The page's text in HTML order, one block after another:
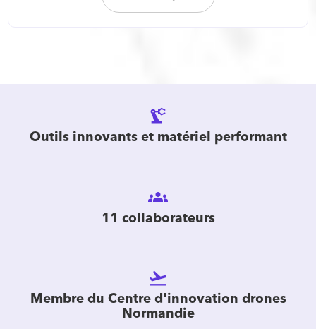
precision_manufacturing
Outils innovants et matériel performant
groups
11 collaborateurs
flight_takeoff
Membre du Centre d'innovation drones
Normandie